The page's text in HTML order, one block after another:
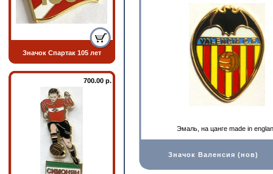
Значок Спартак 105 лет
700.00 р.
Эмаль, на цанге made in
Значок Валенсия (нов)